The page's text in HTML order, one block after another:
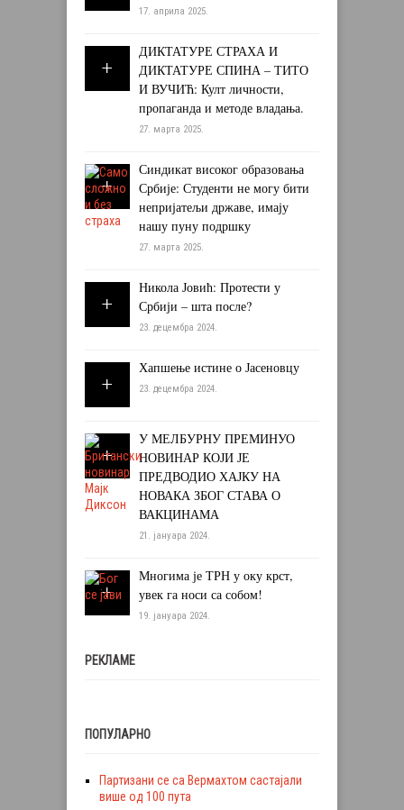
17. априла 2025.
ДИКТАТУРЕ СТРАХА И
ДИКТАТУРЕ СПИНА – ТИТО
И ВУЧИЋ: Култ личности,
пропаганда и методе владања.
27. марта 2025.
Синдикат високог образовања
Србије: Студенти не могу бити
непријатељи државе, имају
нашу пуну подршку
27. марта 2025.
Никола Јовић: Протести у
Србији – шта после?
23. децембра 2024.
Хапшење истине о Јасеновцу
23. децембра 2024.
У МЕЛБУРНУ ПРЕМИНУО
НОВИНАР КОЈИ ЈЕ
ПРЕДВОДИО ХАЈКУ НА
НОВАКА ЗБОГ СТАВА О
ВАКЦИНАМА
21. јануара 2024.
Многима је ТРН у оку крст,
увек га носи са собом!
19. јануара 2024.
РЕКЛАМЕ
ПОПУЛАРНО
Партизани се са Вермахтом састајали
више од 100 пута